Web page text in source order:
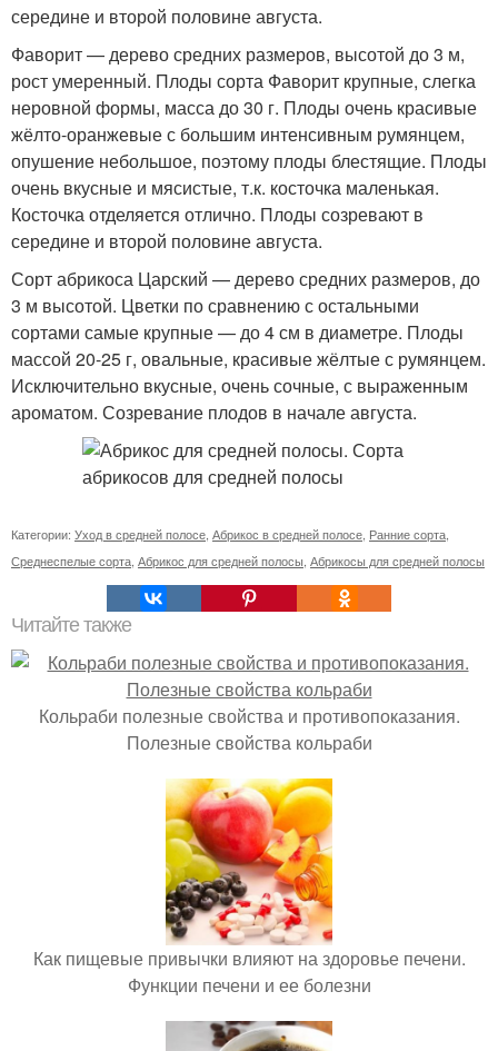
середине и второй половине августа.
Фаворит — дерево средних размеров, высотой до 3 м,
рост умеренный. Плоды сорта Фаворит крупные, слегка
неровной формы, масса до 30 г. Плоды очень красивые
жёлто-оранжевые с большим интенсивным румянцем,
опушение небольшое, поэтому плоды блестящие. Плоды
очень вкусные и мясистые, т.к. косточка маленькая.
Косточка отделяется отлично. Плоды созревают в
середине и второй половине августа.
Сорт абрикоса Царский — дерево средних размеров, до
3 м высотой. Цветки по сравнению с остальными
сортами самые крупные — до 4 см в диаметре. Плоды
массой 20-25 г, овальные, красивые жёлтые с румянцем.
Исключительно вкусные, очень сочные, с выраженным
ароматом. Созревание плодов в начале августа.
Категории: Уход в средней полосе Абрикос в средней полосе Ранние сорта
Среднеспелые сорта Абрикос для средней полосы Абрикосы для средней полосы
Читайте также
Кольраби полезные свойства и противопоказания.
Полезные свойства кольраби
Как пищевые привычки влияют на здоровье печени.
Функции печени и ее болезни